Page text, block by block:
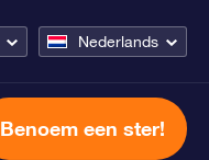
Nederlands
Benoem een ster!